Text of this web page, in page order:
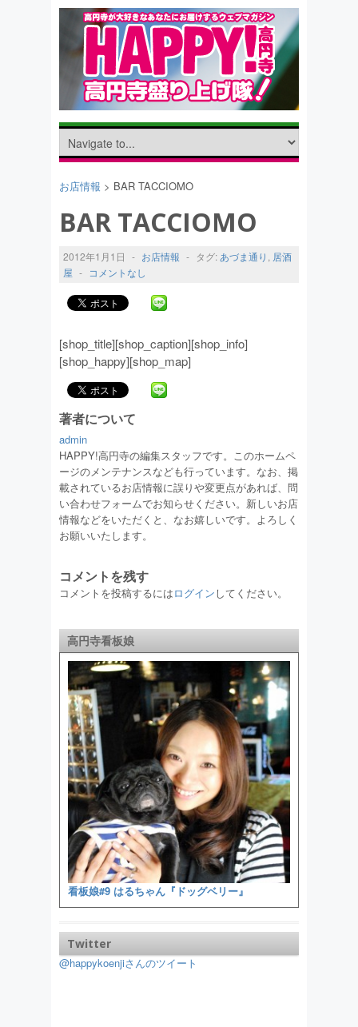
お店情報 > BAR TACCIOMO
BAR TACCIOMO
2012年1月1日 - お店情報 - タグ: あづま通り , 居酒
屋 - コメントなし
[shop_title][shop_caption][shop_info]
[shop_happy][shop_map]
著者について
admin
HAPPY!高円寺の編集スタッフです。このホームペ
ージのメンテナンスなども行っています。なお、掲
載されているお店情報に誤りや変更点があれば、問
い合わせフォームでお知らせください。新しいお店
情報などをいただくと、なお嬉しいです。よろしく
お願いいたします。
コメントを残す
コメントを投稿するにはログインしてください。
高円寺看板娘
看板娘#9 はるちゃん『ドッグベリー』
Twitter
@happykoenjiさんのツイート